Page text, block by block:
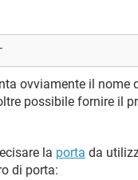
ovviamente il nome
possibile fornire il
la porta da
di porta: